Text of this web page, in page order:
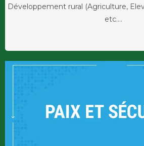
Développement rural (Agriculture,
etc....